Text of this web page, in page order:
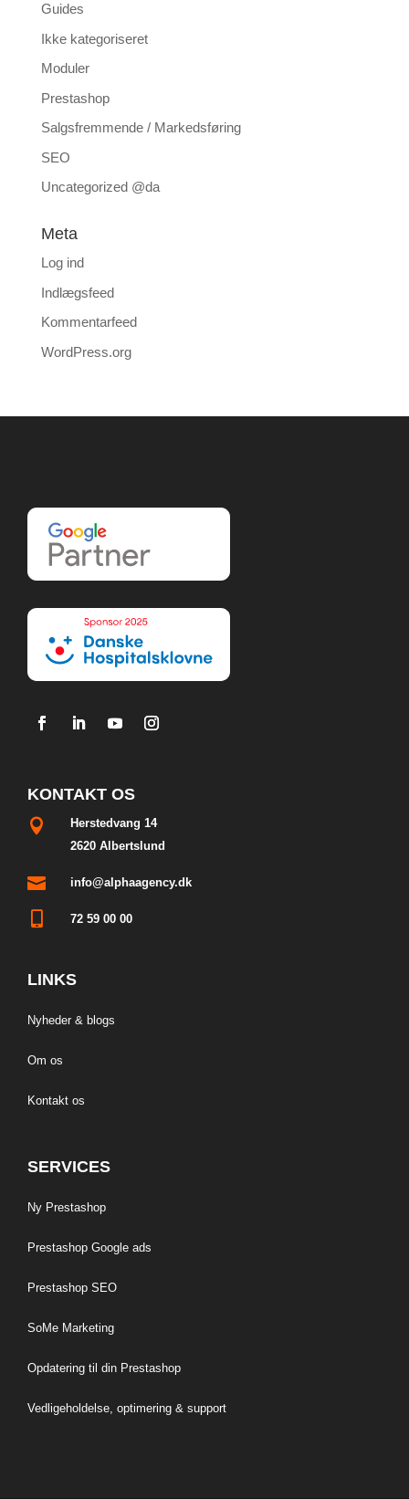
Guides
Ikke kategoriseret
Moduler
Prestashop
Salgsfremmende / Markedsføring
SEO
Uncategorized @da
Meta
Log ind
Indlægsfeed
Kommentarfeed
WordPress.org
KONTAKT OS

Herstedvang 14
2620 Albertslund
 info@alphaagency.dk
 72 59 00 00
LINKS
Nyheder & blogs
Om os
Kontakt os
SERVICES
Ny Prestashop
Prestashop Google ads
Prestashop SEO
SoMe Marketing
Opdatering til din Prestashop
Vedligeholdelse, optimering & support